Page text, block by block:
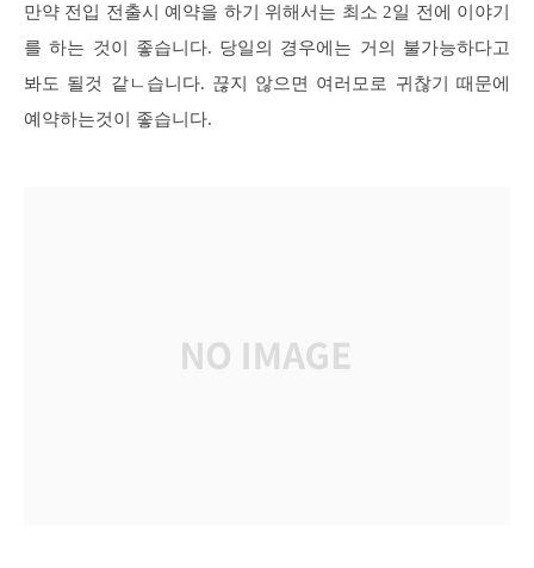
만약 전입 전출시 예약을 하기 위해서는 최소 2일 전에 이야기
를 하는 것이 좋습니다. 당일의 경우에는 거의 불가능하다고
봐도 될것 같ㄴ습니다. 끊지 않으면 여러모로 귀찮기 때문에
예약하는것이 좋습니다.